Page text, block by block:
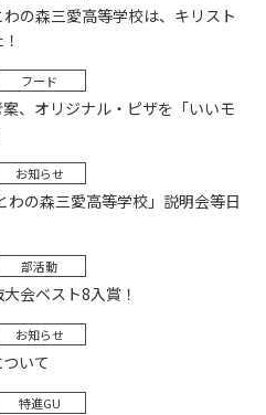
の森三愛高等学校は、キリスト
フード
、オリジナル・ピザを「いいモ
お知らせ
の森三愛高等学校」説明会等日
部活動
会ベスト8入賞！
お知らせ
いて
特進GU